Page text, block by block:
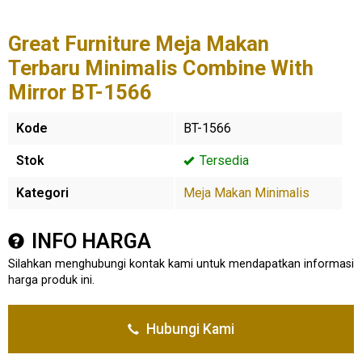
Great Furniture Meja Makan
Terbaru Minimalis Combine With
Mirror BT-1566
Kode BT-1566
Stok Tersedia
Kategori Meja Makan Minimalis
INFO HARGA
Silahkan menghubungi kontak kami untuk mendapatkan informasi
harga produk ini.
Hubungi Kami